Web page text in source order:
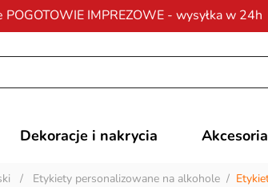
POGOTOWIE IMPREZOWE - wysyłka w 24h
dostawana zamówienia od 200 zł
Dekoracje i nakrycia
/ Etykiety personalizowane na alkohole /